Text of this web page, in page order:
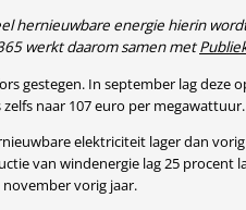
hernieuwbare energie hierin
werkt daarom samen met
gestegen. In september lag
naar 107 euro per megawattuur.
elektriciteit lager dan
van windenergie lag 25
vorig jaar.